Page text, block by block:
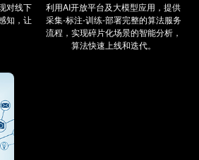
对线下
知，让
利用AI开放平台及大模型应用，提供
采集-标注-训练-部署完整的算法服务
流程，实现碎片化场景的智能分析，
算法快速上线和迭代。